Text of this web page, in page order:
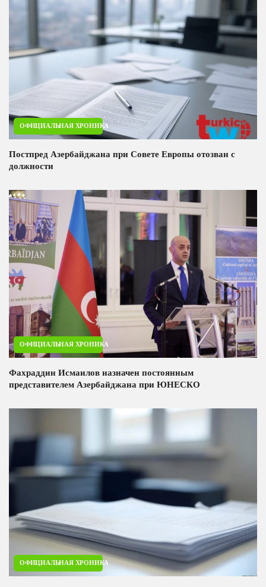
ОФИЦИАЛЬНАЯ ХРОНИКА
Постпред Азербайджана при Совете Европы отозван с
должности
ОФИЦИАЛЬНАЯ ХРОНИКА
Фахраддин Исмаилов назначен постоянным
представителем Азербайджана при ЮНЕСКО
ОФИЦИАЛЬНАЯ ХРОНИКА